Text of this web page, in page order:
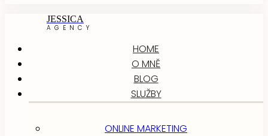
JESSICA
AGENCY
HOME
O MNĚ
BLOG
SLUŽBY
ONLINE MARKETING